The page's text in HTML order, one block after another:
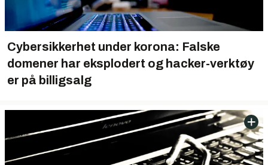
Cybersikkerhet under korona: Falske
domener har eksplodert og hacker-verktøy
er på billigsalg